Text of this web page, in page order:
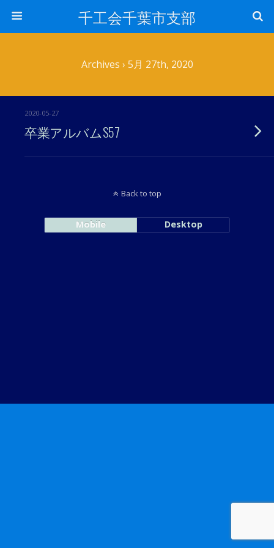
千工会千葉市支部
Archives › 5月 27th, 2020
2020-05-27
卒業アルバムS57
Back to top
Mobile Desktop